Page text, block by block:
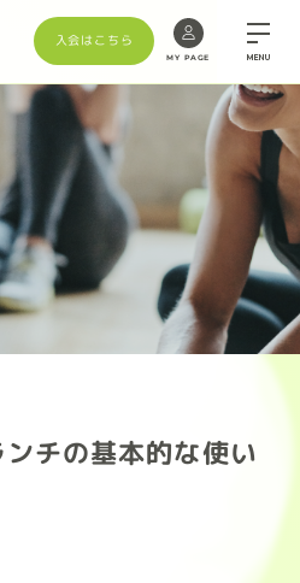
入会はこちら
MY PAGE MENU
チの基本的な使い